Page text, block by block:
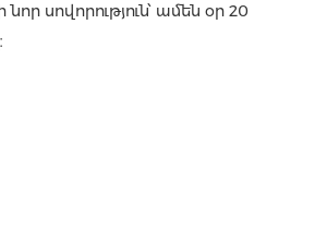
սովորություն՝ ամեն օր 20